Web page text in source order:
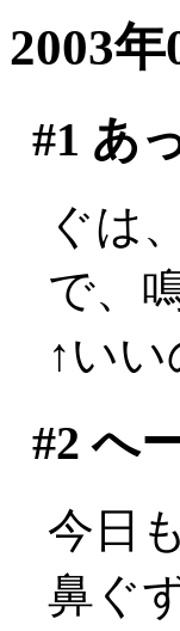
2003
#1 あ
ぐは
で、
↑い
#2 へ
今日
鼻ぐ